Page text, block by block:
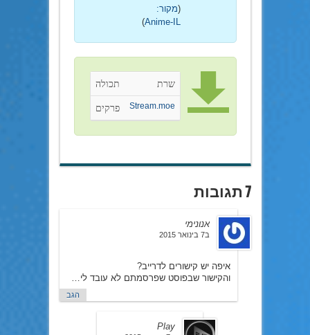
(מקור:
Anime-IL
)
שרת תכולה
Stream.moe פרקים
7 תגובות
אנונימי
ב7 בינואר 2015
איפה יש קישורים לדרייב?
והקישור שבפוסט שפרסמתם לא עובד לי…
הגב
Play